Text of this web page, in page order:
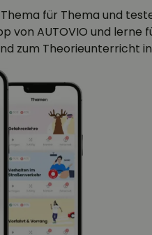
für Thema und
von AUTOVIO und lerne
zum Theorieunterricht